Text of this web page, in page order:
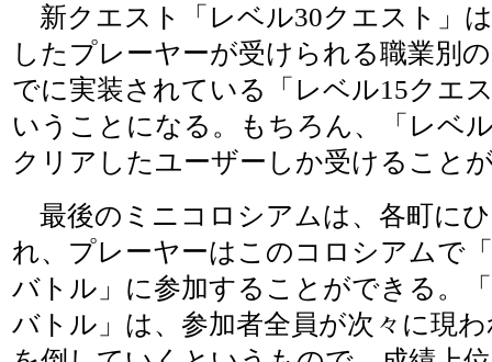
新クエスト「レベル30クエスト」
したプレーヤーが受けられる職業別
でに実装されている「レベル15クエ
いうことになる。もちろん、「レベ
クリアしたユーザーしか受けること
最後のミニコロシアムは、各町に
れ、プレーヤーはこのコロシアムで
バトル」に参加することができる。
バトル」は、参加者全員が次々に現